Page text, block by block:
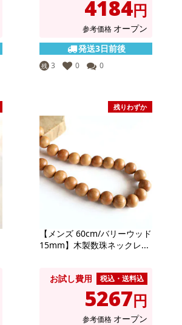
4184円
参考価格 オープン
発送3日前後
残 3 0 0
残りわずか
【メンズ 60cm/バリーウッド
15mm】木製数珠ネックレ...
お試し費用 税込・送料込
5267円
参考価格 オープン